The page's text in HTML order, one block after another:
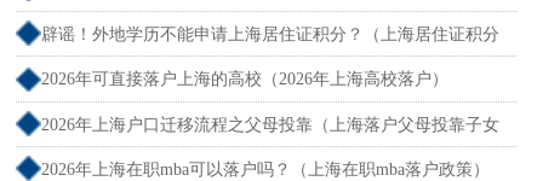
创业落户）
辟谣！外地学历不能申请上海居住证积分？（上海居住证积分
外地大专可以吗）
2026年可直接落户上海的高校（2026年上海高校落户）
2026年上海户口迁移流程之父母投靠（上海落户父母投靠子女
需多长时间）
2026年上海在职mba可以落户吗？（上海在职mba落户政策）